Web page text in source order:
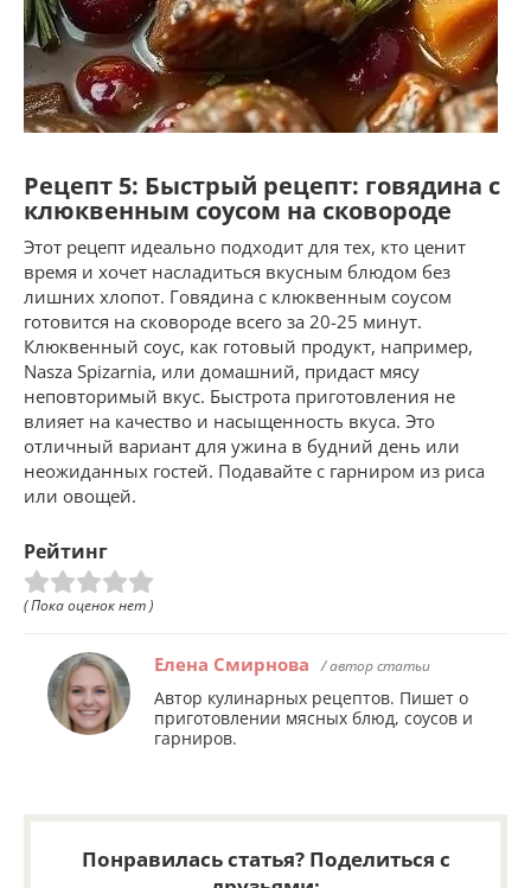
Рецепт 5: Быстрый рецепт: говядина с
клюквенным соусом на сковороде
Этот рецепт идеально подходит для тех, кто ценит
время и хочет насладиться вкусным блюдом без
лишних хлопот. Говядина с клюквенным соусом
готовится на сковороде всего за 20-25 минут.
Клюквенный соус, как готовый продукт, например,
Nasza Spizarnia, или домашний, придаст мясу
неповторимый вкус. Быстрота приготовления не
влияет на качество и насыщенность вкуса. Это
отличный вариант для ужина в будний день или
неожиданных гостей. Подавайте с гарниром из риса
или овощей.
Рейтинг
( Пока оценок нет )
Елена Смирнова / автор статьи
Автор кулинарных рецептов. Пишет о
приготовлении мясных блюд, соусов и
гарниров.
Понравилась статья? Поделиться с